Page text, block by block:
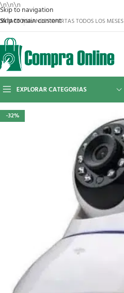
\n\n\n
Skip to navigation
Skip to main content
GRANDES OFERTAS TODOS LOS MESES
EXPLORAR CATEGORIAS
-32%